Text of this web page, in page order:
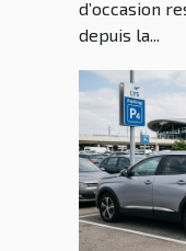
d’occasion
depuis la...